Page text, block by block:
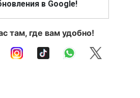
в Google!
там, где вам удобно!